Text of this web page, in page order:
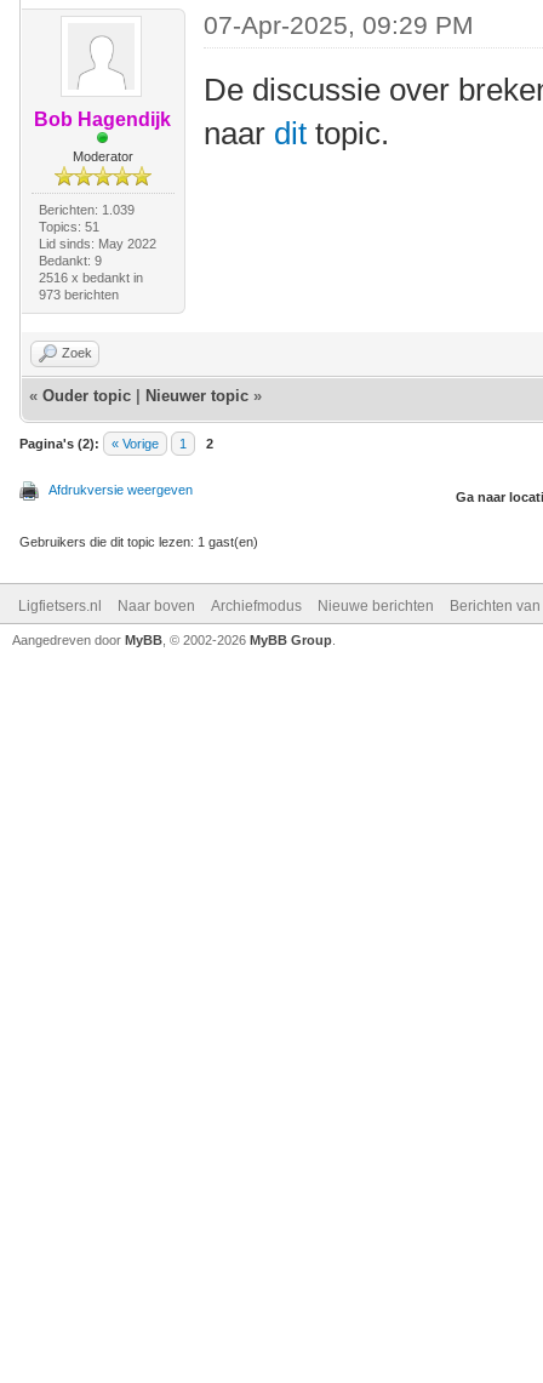
Bob Hagendijk
Moderator
Berichten: 1.039
Topics: 51
Lid sinds: May 2022
Bedankt: 9
2516 x bedankt in
973 berichten
07-Apr-2025, 09:29 PM
De discussie over
naar dit topic.
Zoek
« Ouder topic Nieuwer topic »
Pagina's (2): « Vorige 1 2
Afdrukversie weergeven Ga naar
Gebruikers die dit topic lezen: 1 gast(en)
Ligfietsers.nl Naar boven Archiefmodus Nieuwe berichten Berichten
Aangedreven door MyBB , © 2002-2026 MyBB Group